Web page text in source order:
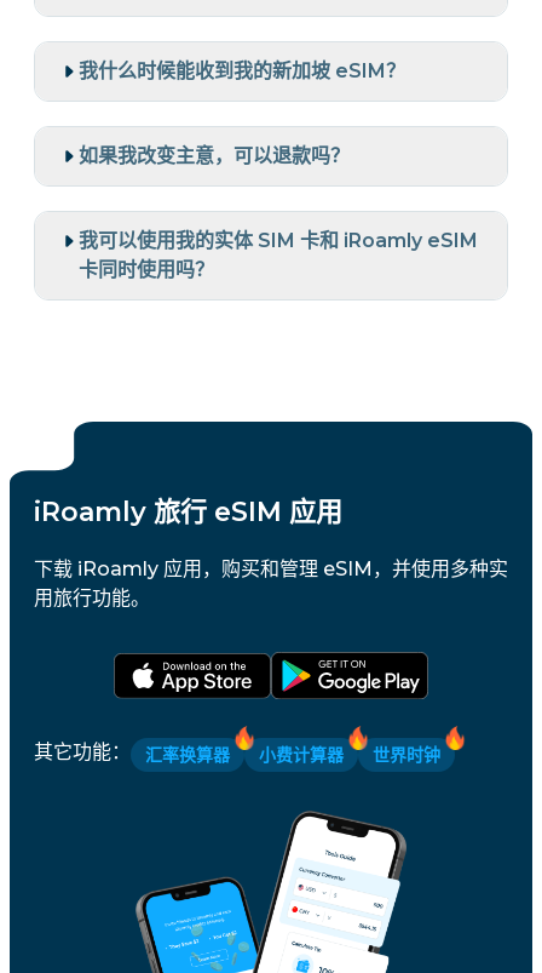
我什么时候能收到我的新加坡 eSIM？
如果我改变主意，可以退款吗？
我可以使用我的实体 SIM 卡和 iRoamly eSIM
卡同时使用吗？
iRoamly 旅行 eSIM 应用
下载 iRoamly 应用，购买和管理 eSIM，并使用多种实
用旅行功能。
其它功能： 汇率换算器 小费计算器 世界时钟